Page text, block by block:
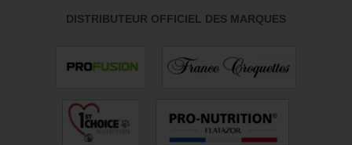
DISTRIBUTEUR OFFICIEL DES MARQUES